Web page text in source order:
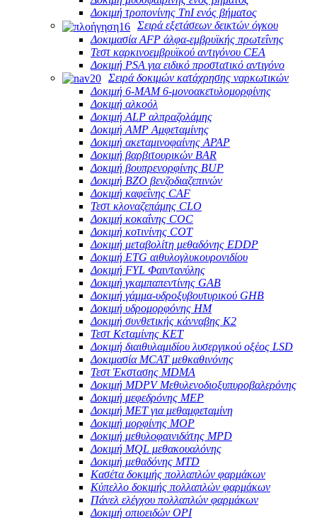
Δοκιμή τροπονίνης TnI ενός βήματος
Σειρά εξετάσεων δεικτών όγκου
Δοκιμασία AFP άλφα-εμβρυϊκής πρωτεΐνης
Τεστ καρκινοεμβρυϊκού αντιγόνου CEA
Δοκιμή PSA για ειδικό προστατικό αντιγόνο
Σειρά δοκιμών κατάχρησης ναρκωτικών
Δοκιμή 6-MAM 6-μονοακετυλομορφίνης
Δοκιμή αλκοόλ
Δοκιμή ALP αλπραζολάμης
Δοκιμή AMP Αμφεταμίνης
Δοκιμή ακεταμινοφαίνης APAP
Δοκιμή βαρβιτουρικών BAR
Δοκιμή βουπρενορφίνης BUP
Δοκιμή BZO βενζοδιαζεπινών
Δοκιμή καφεΐνης CAF
Τεστ κλοναζεπάμης CLO
Δοκιμή κοκαΐνης COC
Δοκιμή κοτινίνης COT
Δοκιμή μεταβολίτη μεθαδόνης EDDP
Δοκιμή ETG αιθυλογλυκουρονιδίου
Δοκιμή FYL Φαιντανύλης
Δοκιμή γκαμπαπεντίνης GAB
Δοκιμή γάμμα-υδροξυβουτυρικού GHB
Δοκιμή υδρομορφόνης HM
Δοκιμή συνθετικής κάνναβης K2
Τεστ Κεταμίνης KET
Δοκιμή διαιθυλαμιδίου λυσεργικού οξέος LSD
Δοκιμασία MCAT μεθκαθινόνης
Τεστ Έκστασης MDMA
Δοκιμή MDPV Μεθυλενοδιοξυπυροβαλερόνης
Δοκιμή μεφεδρόνης MEP
Δοκιμή MET για μεθαμφεταμίνη
Δοκιμή μορφίνης MOP
Δοκιμή μεθυλοφαινιδάτης MPD
Δοκιμή MQL μεθακουαλόνης
Δοκιμή μεθαδόνης MTD
Κασέτα δοκιμής πολλαπλών φαρμάκων
Κύπελλο δοκιμής πολλαπλών φαρμάκων
Πάνελ ελέγχου πολλαπλών φαρμάκων
Δοκιμή οπιοειδών OPI